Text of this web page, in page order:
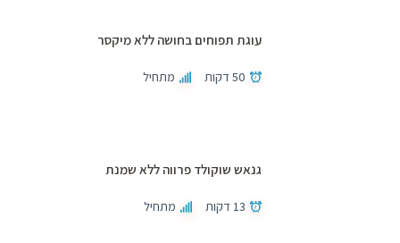
עוגת תפוחים בחושה ללא מיקסר
50 דקות מתחיל
גנאש שוקולד פרווה ללא שמנת
13 דקות מתחיל